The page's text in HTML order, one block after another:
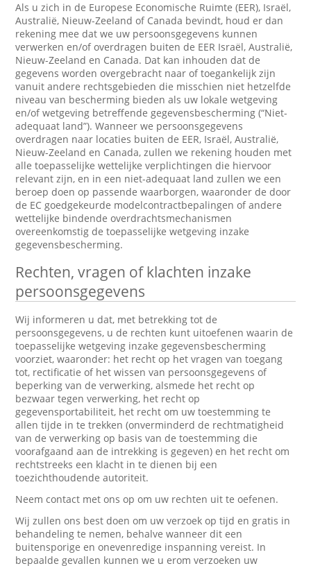
Als u zich in de Europese Economische Ruimte (EER), Israël,
Australië, Nieuw-Zeeland of Canada bevindt, houd er dan
rekening mee dat we uw persoonsgegevens kunnen
verwerken en/of overdragen buiten de EER Israël, Australië,
Nieuw-Zeeland en Canada. Dat kan inhouden dat de
gegevens worden overgebracht naar of toegankelijk zijn
vanuit andere rechtsgebieden die misschien niet hetzelfde
niveau van bescherming bieden als uw lokale wetgeving
en/of wetgeving betreffende gegevensbescherming (“Niet-
adequaat land”). Wanneer we persoonsgegevens
overdragen naar locaties buiten de EER, Israël, Australië,
Nieuw-Zeeland en Canada, zullen we rekening houden met
alle toepasselijke wettelijke verplichtingen die hiervoor
relevant zijn, en in een niet-adequaat land zullen we een
beroep doen op passende waarborgen, waaronder de door
de EC goedgekeurde modelcontractbepalingen of andere
wettelijke bindende overdrachtsmechanismen
overeenkomstig de toepasselijke wetgeving inzake
gegevensbescherming.
Rechten, vragen of klachten inzake
persoonsgegevens
Wij informeren u dat, met betrekking tot de
persoonsgegevens, u de rechten kunt uitoefenen waarin de
toepasselijke wetgeving inzake gegevensbescherming
voorziet, waaronder: het recht op het vragen van toegang
tot, rectificatie of het wissen van persoonsgegevens of
beperking van de verwerking, alsmede het recht op
bezwaar tegen verwerking, het recht op
gegevensportabiliteit, het recht om uw toestemming te
allen tijde in te trekken (onverminderd de rechtmatigheid
van de verwerking op basis van de toestemming die
voorafgaand aan de intrekking is gegeven) en het recht om
rechtstreeks een klacht in te dienen bij een
toezichthoudende autoriteit.
Neem contact met ons op om uw rechten uit te oefenen.
Wij zullen ons best doen om uw verzoek op tijd en gratis in
behandeling te nemen, behalve wanneer dit een
buitensporige en onevenredige inspanning vereist. In
bepaalde gevallen kunnen we u erom verzoeken uw